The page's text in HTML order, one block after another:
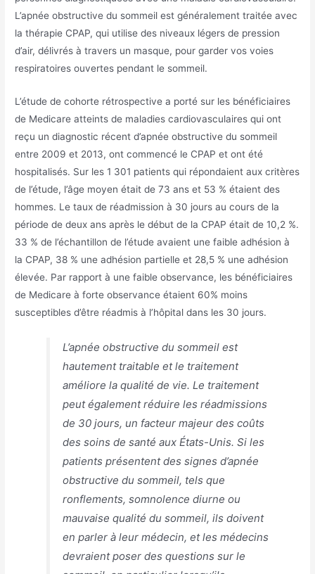
L’apnée obstructive du sommeil est généralement traitée avec
la thérapie CPAP, qui utilise des niveaux légers de pression
d’air, délivrés à travers un masque, pour garder vos voies
respiratoires ouvertes pendant le sommeil.
L’étude de cohorte rétrospective a porté sur les bénéficiaires
de Medicare atteints de maladies cardiovasculaires qui ont
reçu un diagnostic récent d’apnée obstructive du sommeil
entre 2009 et 2013, ont commencé le CPAP et ont été
hospitalisés. Sur les 1 301 patients qui répondaient aux critères
de l’étude, l’âge moyen était de 73 ans et 53 % étaient des
hommes. Le taux de réadmission à 30 jours au cours de la
période de deux ans après le début de la CPAP était de 10,2 %.
33 % de l’échantillon de l’étude avaient une faible adhésion à
la CPAP, 38 % une adhésion partielle et 28,5 % une adhésion
élevée. Par rapport à une faible observance, les bénéficiaires
de Medicare à forte observance étaient 60% moins
susceptibles d’être réadmis à l’hôpital dans les 30 jours.
L’apnée obstructive du sommeil est
hautement traitable et le traitement
améliore la qualité de vie. Le traitement
peut également réduire les réadmissions
de 30 jours, un facteur majeur des coûts
des soins de santé aux États-Unis. Si les
patients présentent des signes d’apnée
obstructive du sommeil, tels que
ronflements, somnolence diurne ou
mauvaise qualité du sommeil, ils doivent
en parler à leur médecin, et les médecins
devraient poser des questions sur le